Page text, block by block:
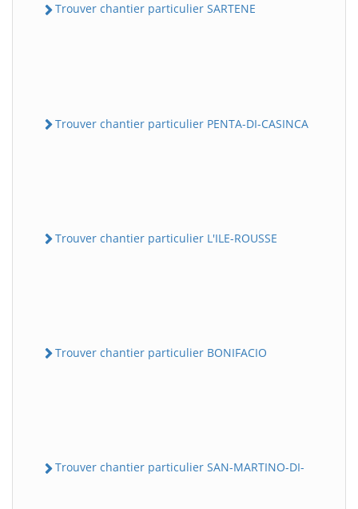
Trouver chantier particulier SARTENE
Trouver chantier particulier PENTA-DI-CASINCA
Trouver chantier particulier L'ILE-ROUSSE
Trouver chantier particulier BONIFACIO
Trouver chantier particulier SAN-MARTINO-DI-